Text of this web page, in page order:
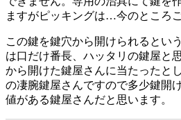
ますがピッキングは…今のところ
この鍵を鍵穴から開けられるとい
は口だけ番長、ハッタリの鍵屋と
から開けた鍵屋さんに当たったと
の凄腕鍵屋さんですので多少鍵開
値がある鍵屋さんだと思います。